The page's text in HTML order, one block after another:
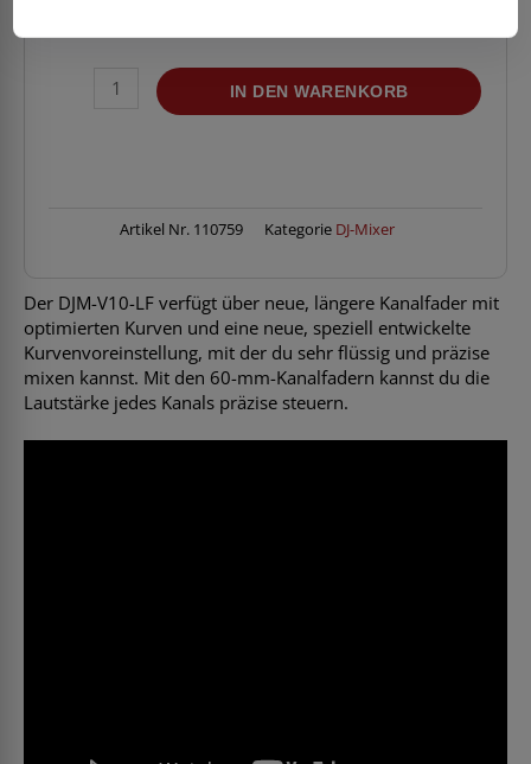
PIONEER
IN DEN WARENKORB
Artikel Nr. 110759 Kategorie DJ-Mixer
Der DJM-V10-LF verfügt über neue, längere Kanalfader mit
optimierten Kurven und eine neue, speziell entwickelte
Kurvenvoreinstellung, mit der du sehr flüssig und präzise
mixen kannst. Mit den 60-mm-Kanalfadern kannst du die
Lautstärke jedes Kanals präzise steuern.